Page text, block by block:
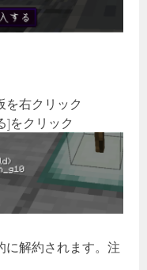
を右クリック
]をクリック
に解約されます。注